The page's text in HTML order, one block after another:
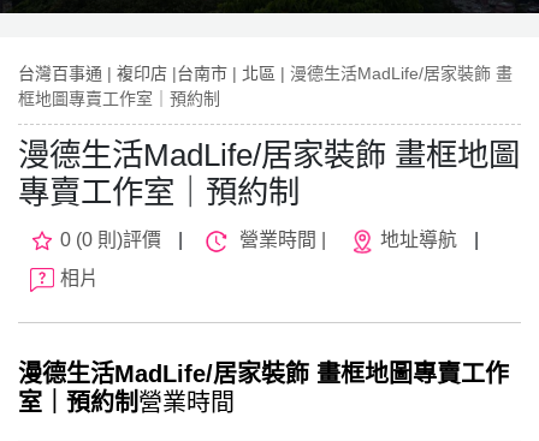
台灣百事通 | 複印店 |台南市 | 北區 | 漫德生活MadLife/居家裝飾 畫
框地圖專賣工作室｜預約制
漫德生活MadLife/居家裝飾 畫框地圖
專賣工作室｜預約制
0 (0 則)評價 營業時間 | 地址導航
相片
漫德生活MadLife/居家裝飾 畫框地圖專賣工作
室｜預約制 營業時間